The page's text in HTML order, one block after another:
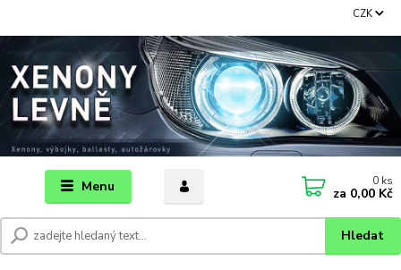
Menu
CZK
Hledat
0 ks
za 0,00 Kč